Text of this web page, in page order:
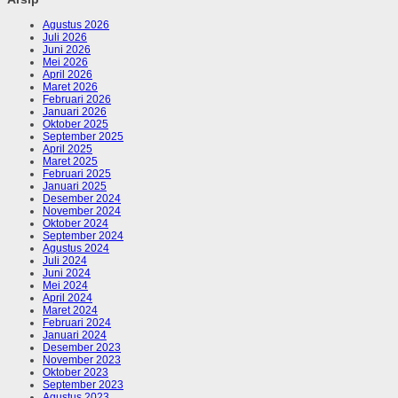
Agustus 2026
Juli 2026
Juni 2026
Mei 2026
April 2026
Maret 2026
Februari 2026
Januari 2026
Oktober 2025
September 2025
April 2025
Maret 2025
Februari 2025
Januari 2025
Desember 2024
November 2024
Oktober 2024
September 2024
Agustus 2024
Juli 2024
Juni 2024
Mei 2024
April 2024
Maret 2024
Februari 2024
Januari 2024
Desember 2023
November 2023
Oktober 2023
September 2023